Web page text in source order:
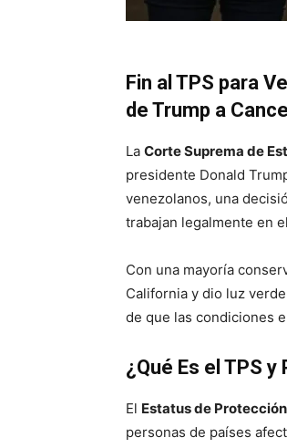
Fin al TPS para
de Trump a
La Corte Suprema de
presidente Donald
venezolanos, una
trabajan legalmente en
Con una mayoría
California y dio luz
de que las condiciones
¿Qué Es el TPS
El Estatus de
personas de países